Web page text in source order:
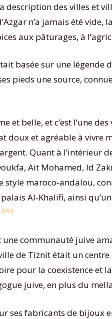
description des villes et
n’a jamais été
aux pâturages, à
basée sur une légende
pieds une source,
et belle, et c’est l’une
doux et agréable à vivre
Quant à l’intérieur
Ait Mohamed, Id
style maroco-andalou,
Al-Khalifi, ainsi
[viii]
une communauté juive
de Tiznit était un
pour la coexistence
juive, en plus du
ses fabricants de bijoux